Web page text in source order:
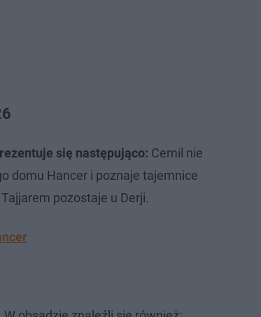
się następująco: Cemil nie
domu Hancer i poznaje tajemnice
pozostaje u Derji.